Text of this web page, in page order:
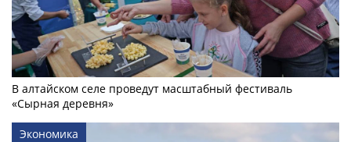
В алтайском селе проведут масштабный фестиваль
«Сырная деревня»
Экономика